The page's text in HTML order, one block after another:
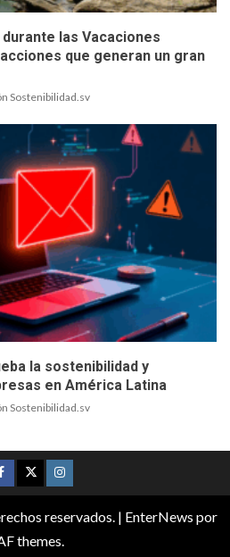
las Vacaciones
que generan un gran
Sostenibilidad.sv
la sostenibilidad y
en América Latina
Sostenibilidad.sv
reservados. | EnterNews por
themes.